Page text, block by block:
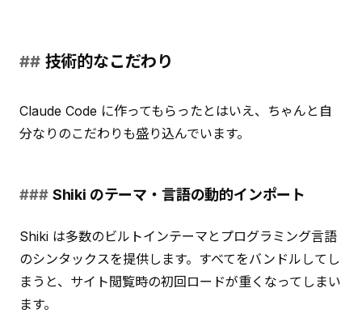
技術的なこだわり
Claude Code に作ってもらったとはいえ、ちゃんと自
分なりのこだわりも盛り込んでいます。
Shiki のテーマ・言語の動的インポート
Shiki は多数のビルトインテーマとプログラミング言語
のシンタックスを提供します。すべてをバンドルしてし
まうと、サイト閲覧時の初回ロードが重くなってしまい
ます。